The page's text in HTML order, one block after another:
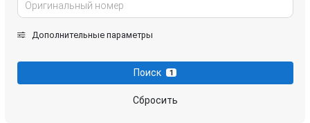
Дополнительные параметры
Поиск 1
Сбросить